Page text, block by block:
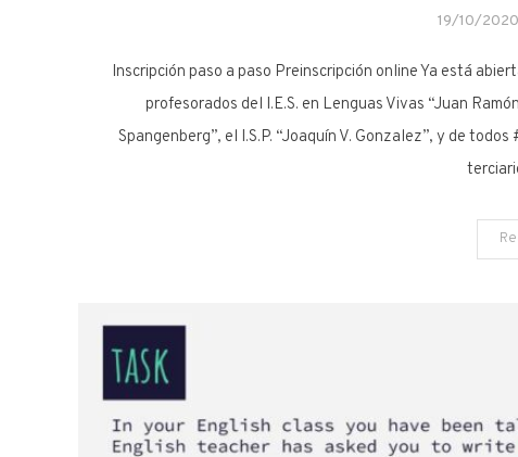
19/10/2020
Inscripción paso a paso Preinscripción online Ya está
profesorados del I.E.S. en Lenguas Vivas “Juan
Spangenberg”, el I.S.P. “Joaquín V. Gonzalez”, y de